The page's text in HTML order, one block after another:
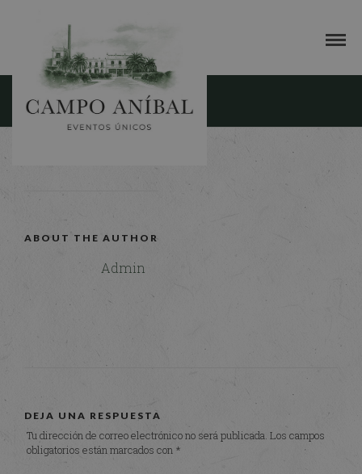
cac-galeria-3
24 MAYO, 2016
ABOUT THE AUTHOR
Admin
DEJA UNA RESPUESTA
Tu dirección de correo electrónico no será publicada. Los campos
obligatorios están marcados con *